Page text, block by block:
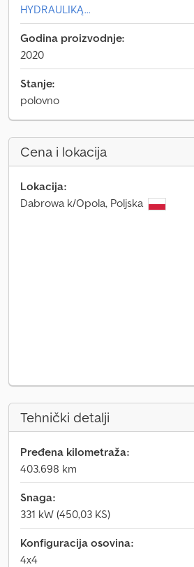
HYDRAULIKĄ...
Godina proizvodnje:
2020
Stanje:
polovno
Cena i lokacija
Lokacija:
Dabrowa k/Opola, Poljska
Tehnički detalji
Pređena kilometraža:
403.698 km
Snaga:
331 kW (450,03 KS)
Konfiguracija osovina:
4x4